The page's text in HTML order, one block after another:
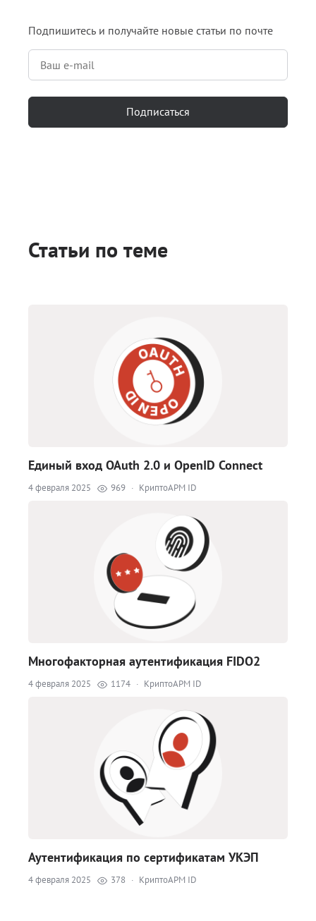
Подпишитесь и получайте новые статьи по почте
Подписаться
Статьи по теме
Единый вход OAuth 2.0 и OpenID Connect
4 февраля 2025 969 · КриптоАРМ ID
Многофакторная аутентификация FIDO2
4 февраля 2025 1174 · КриптоАРМ ID
Аутентификация по сертификатам УКЭП
4 февраля 2025 378 · КриптоАРМ ID